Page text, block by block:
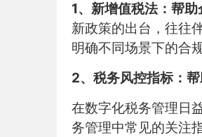
‍1、新增值税法：帮
新政策的出台，往往
明确不同场景下的合
2、税务风控指标：
在数字化税务管理日
务管理中常见的关注